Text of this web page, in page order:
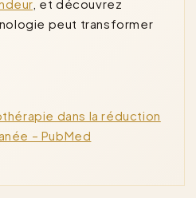
, et découvrez
peut transformer
dans la réduction
– PubMed